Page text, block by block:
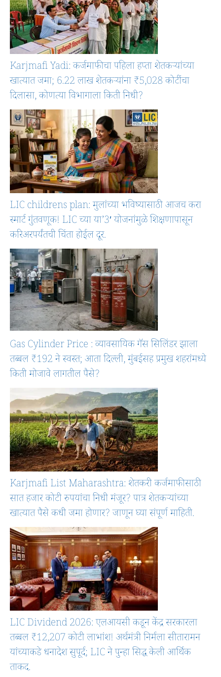
Karjmafi Yadi: कर्जमाफीचा पहिला हप्ता शेतकऱ्यांच्या
खात्यात जमा; 6.22 लाख शेतकऱ्यांना ₹5,028 कोटींचा
दिलासा, कोणत्या विभागाला किती निधी?
LIC childrens plan: मुलांच्या भविष्यासाठी आजच करा
स्मार्ट गुंतवणूक! LIC च्या या’3′ योजनांमुळे शिक्षणापासून
करिअरपर्यंतची चिंता होईल दूर.
Gas Cylinder Price : व्यावसायिक गॅस सिलिंडर झाला
तब्बल ₹192 ने स्वस्त; आता दिल्ली, मुंबईसह प्रमुख शहरांमध्ये
किती मोजावे लागतील पैसे?
Karjmafi List Maharashtra: शेतकरी कर्जमाफीसाठी
सात हजार कोटी रुपयांचा निधी मंजूर? पात्र शेतकऱ्यांच्या
खात्यात पैसे कधी जमा होणार? जाणून घ्या संपूर्ण माहिती.
LIC Dividend 2026: एलआयसी कडून केंद्र सरकारला
तब्बल ₹12,207 कोटी लाभांश! अर्थमंत्री निर्मला सीतारामन
यांच्याकडे धनादेश सुपूर्द; LIC ने पुन्हा सिद्ध केली आर्थिक
ताकद.